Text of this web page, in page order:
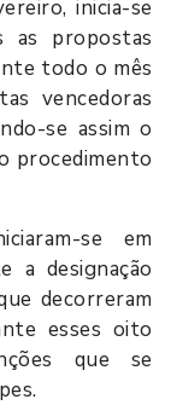
inicia-se
as propostas
todo o mês
vencedoras
se assim o
procedimento
se em
a designação
decorreram
esses oito
que se